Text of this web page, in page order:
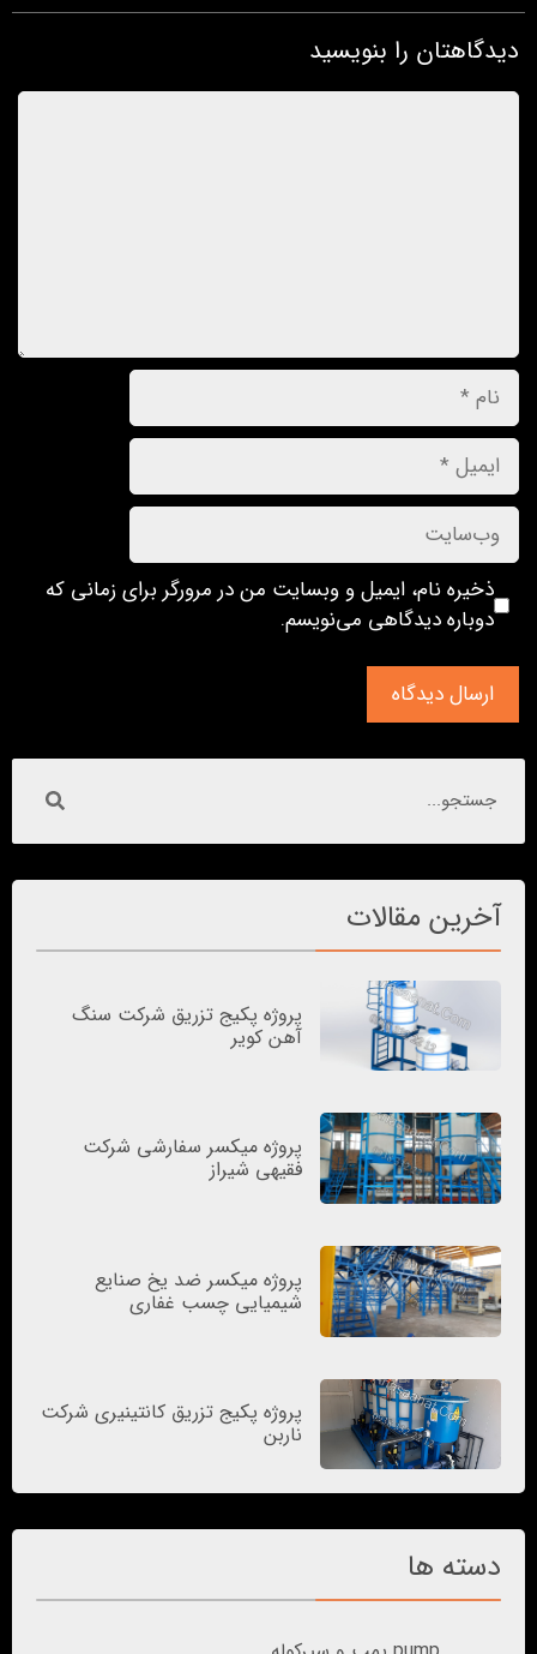
آخرین مقالات
پروژه پکیج تزریق شرکت سنگ
آهن کویر
پروژه میکسر سفارشی شرکت
فقیهی شیراز
پروژه میکسر ضد یخ صنایع
شیمیایی چسب غفاری
پروژه پکیج تزریق کانتینیری شرکت
ناربن
دسته ها
دیدگاهتان را بنویسید
ذخیره نام، ایمیل و وبسایت من در مرورگر برای زمانی که
دوباره دیدگاهی می‌نویسم.